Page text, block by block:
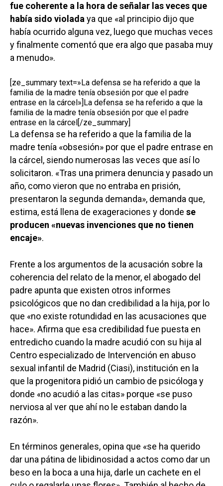
fue coherente a la hora de señalar las veces que
había sido violadaya que «al principio dijo que
había ocurrido alguna vez, luego que muchas veces
y finalmente comentó que era algo que pasaba muy
a menudo».
[ze_summary text=»La defensa se ha referido a que la
familia de la madre tenía obsesión por que el padre
entrase en la cárcel»]La defensa se ha referido a que la
familia de la madre tenía obsesión por que el padre
entrase en la cárcel[/ze_summary]
La defensa se ha referido a que la familia de la
madre tenía «obsesión» por que el padre entrase en
la cárcel, siendo numerosas las veces que así lo
solicitaron. «Tras una primera denuncia y pasado un
año, como vieron que no entraba en prisión,
presentaron la segunda demanda», demanda que,
estima, está llena de exageraciones y donde se
producen «nuevas invenciones que no tienen
encaje».
Frente a los argumentos de la acusación sobre la
coherencia del relato de la menor, el abogado del
padre apunta que existen otros informes
psicológicos que no dan credibilidad a la hija, por lo
que «no existe rotundidad en las acusaciones que
hace». Afirma que esa credibilidad fue puesta en
entredicho cuando la madre acudió con su hija al
Centro especializado de Intervención en abuso
sexual infantil de Madrid (Ciasi), institución en la
que la progenitora pidió un cambio de psicóloga y
donde «no acudió a las citas» porque «se puso
nerviosa al ver que ahí no le estaban dando la
razón».
En términos generales, opina que «se ha querido
dar una pátina de libidinosidad a actos como dar un
beso en la boca a una hija, darle un cachete en el
Castilla-La
Toledo
Albacete
Cuenca
Guadalajara
Sanidad
Educación
Cultura